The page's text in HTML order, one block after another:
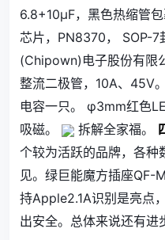
6.8+10μF，黑色热缩管包
芯片，PN8370， SOP-7
(Chipown)电子股份有限
整流二极管，10A、45V。
电容一只。 φ3mm红色
吸磁。
拆解全家福。
个较为活跃的品牌，各种
见。绿巨能魔方插座QF-
持Apple2.1A识别是亮点
出安全。总体来说还有进